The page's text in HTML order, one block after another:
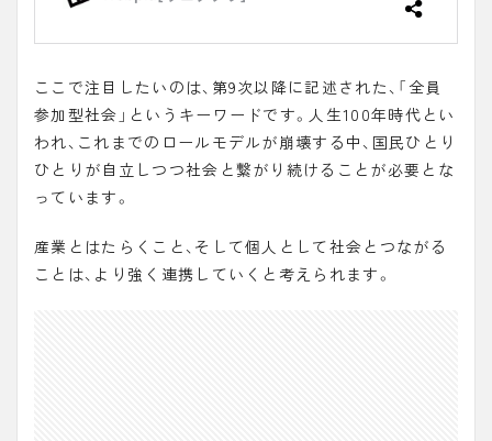
ここで注目したいのは、第9次以降に記述された、「全員
参加型社会 」というキーワードです。人生100年時代とい
われ、これまでのロールモデルが崩壊する中、国民ひとり
ひとりが自立しつつ社会と繋がり続けることが必要とな
っています。
産業とはたらくこと、そして個人として社会とつながる
ことは、より強く連携していくと考えられます。